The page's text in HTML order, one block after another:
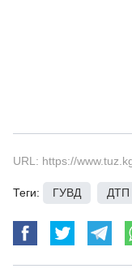
URL: https://
Теги: ГУВД ДТП